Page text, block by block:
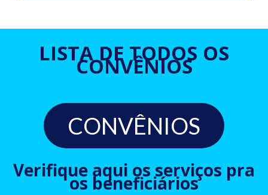
LISTA DE TODOS OS
CONVÊNIOS
CONVÊNIOS
Verifique aqui os serviços pra
os beneficiários